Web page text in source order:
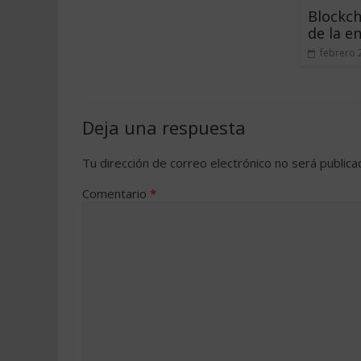
de la
febrero
Deja una respuesta
Tu dirección de correo electrónico no será
Comentario *